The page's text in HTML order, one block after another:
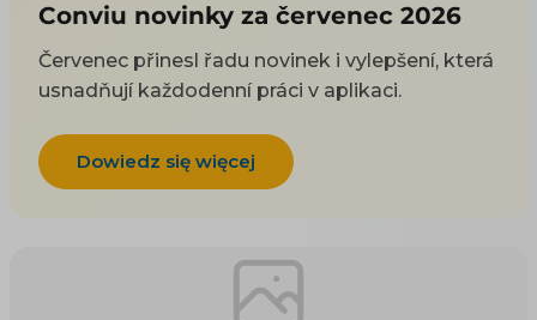
Conviu novinky za červenec 2026
Červenec přinesl řadu novinek i vylepšení, která
usnadňují každodenní práci v aplikaci.
Dowiedz się więcej